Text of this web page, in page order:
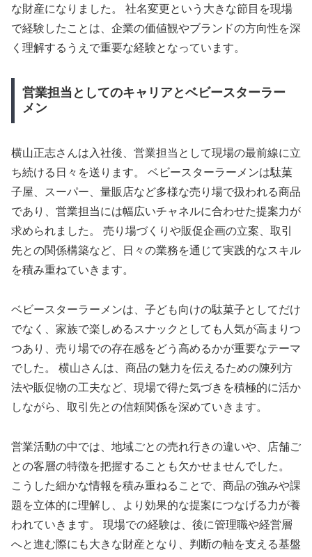
な財産になりました。 社名変更という大きな節目を現場
で経験したことは、企業の価値観やブランドの方向性を深
く理解するうえで重要な経験となっています。
営業担当としてのキャリアとベビースターラー
メン
横山正志さんは入社後、営業担当として現場の最前線に立
ち続ける日々を送ります。 ベビースターラーメンは駄菓
子屋、スーパー、量販店など多様な売り場で扱われる商品
であり、営業担当には幅広いチャネルに合わせた提案力が
求められました。 売り場づくりや販促企画の立案、取引
先との関係構築など、日々の業務を通じて実践的なスキル
を積み重ねていきます。
ベビースターラーメンは、子ども向けの駄菓子としてだけ
でなく、家族で楽しめるスナックとしても人気が高まりつ
つあり、売り場での存在感をどう高めるかが重要なテーマ
でした。 横山さんは、商品の魅力を伝えるための陳列方
法や販促物の工夫など、現場で得た気づきを積極的に活か
しながら、取引先との信頼関係を深めていきます。
営業活動の中では、地域ごとの売れ行きの違いや、店舗ご
との客層の特徴を把握することも欠かせませんでした。
こうした細かな情報を積み重ねることで、商品の強みや課
題を立体的に理解し、より効果的な提案につなげる力が養
われていきます。 現場での経験は、後に管理職や経営層
へと進む際にも大きな財産となり、判断の軸を支える基盤